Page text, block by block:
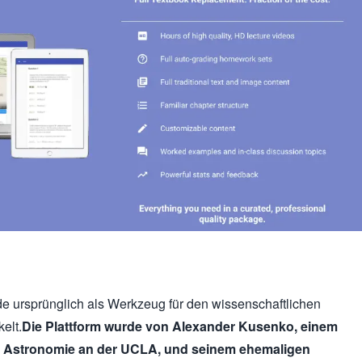
ursprünglich als Werkzeug für den wissenschaftlichen
Die Plattform wurde von Alexander Kusenko, einem
an der UCLA, und seinem ehemaligen